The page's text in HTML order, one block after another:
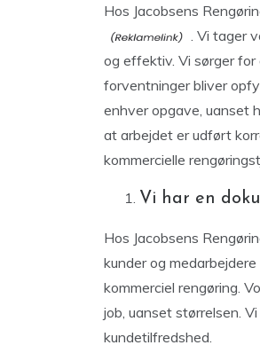
Hos Jacobsens
. Vi tager
og effektiv. Vi sørger for
forventninger bliver
enhver opgave, uanset
at arbejdet er udført
kommercielle
Vi har en
Hos Jacobsens
kunder og
kommerciel rengøring.
job, uanset størrelsen.
kundetilfredshed.